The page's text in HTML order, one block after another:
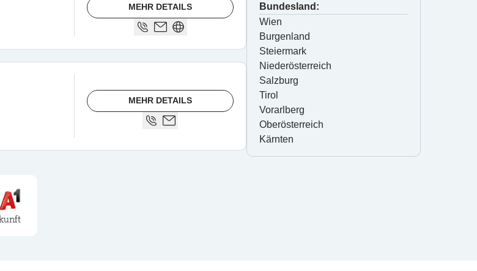
MEHR DETAILS
MEHR DETAILS
Bundesland:
Wien
Burgenland
Steiermark
Niederösterreich
Salzburg
Tirol
Vorarlberg
Oberösterreich
Kärnten